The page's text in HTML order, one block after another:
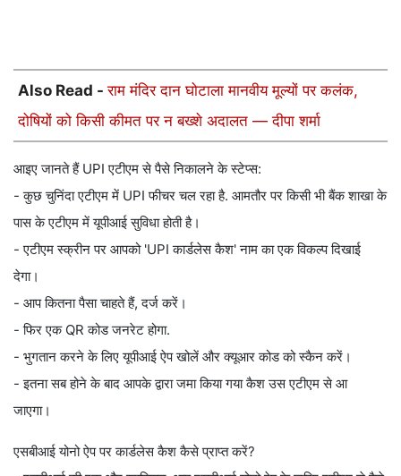
Also Read -राम मंदिर दान घोटाला मानवीय मूल्यों पर कलंक,
दोषियों को किसी कीमत पर न बख्शे अदालत — दीपा शर्मा
आइए जानते हैं UPI एटीएम से पैसे निकालने के स्टेप्स:
- कुछ चुनिंदा एटीएम में UPI फीचर चल रहा है. आमतौर पर किसी भी बैंक शाखा के
पास के एटीएम में यूपीआई सुविधा होती है।
- एटीएम स्क्रीन पर आपको 'UPI कार्डलेस कैश' नाम का एक विकल्प दिखाई
देगा।
- आप कितना पैसा चाहते हैं, दर्ज करें।
- फिर एक QR कोड जनरेट होगा.
- भुगतान करने के लिए यूपीआई ऐप खोलें और क्यूआर कोड को स्कैन करें।
- इतना सब होने के बाद आपके द्वारा जमा किया गया कैश उस एटीएम से आ
जाएगा।
एसबीआई योनो ऐप पर कार्डलेस कैश कैसे प्राप्त करें?